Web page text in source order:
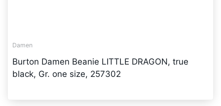
Damen
Burton Damen Beanie LITTLE DRAGON, true
black, Gr. one size, 257302